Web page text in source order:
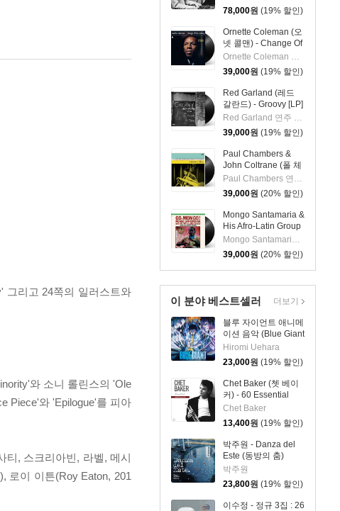
One's For Blanton
[LP]
78,000원 (19% 할인)
Ornette Coleman (오
넷 콜맨) - Change Of
The Century [LP] Ornette Coleman 연주
39,000원 (19% 할인)
Red Garland (레드
갈란드) - Groovy [LP]
Red Garland 연주 외 2명
39,000원 (19% 할인)
Paul Chambers &
John Coltrane (폴 체
임버스 & 존 콜트레
인) - A Jazz
Delegation From the
East: Chamber's
Music [LP]
Paul Chambers 연주 외 1명
39,000원 (20% 할인)
Mongo Santamaria &
His Afro-Latin Group
(몽고 산타마리아 &
히스 아프로 라틴 그
룹) - Go Mongo!
(Feat. Chick Corea)
[LP]
Mongo Santamaria 연주
39,000원 (20% 할인)
이 분야 베스트셀러
블루 자이언트 애니메
이션 음악 (Blue Giant
OST by Uehara
Hiromi)
Hiromi Uehara
23,000원 (19% 할인)
Chet Baker (쳇 베이
커) - 60 Essential
Hits : Prince of Cool
(60 에센셜 히츠 컬렉
션)
Chet Baker
13,400원 (19% 할인)
박주원 - Danza del
Este (동방의 춤)
박주원
23,800원 (19% 할인)
이수정 - 정규 3집 : 26
더보기
그리고 24쪽의 일러스트와
와 소니 롤린스의 'Ole
Piece'와 'Epilogue'를 피아
티, 스크리아빈, 라벨, 메시
로이 이튼(Roy Eaton, 201